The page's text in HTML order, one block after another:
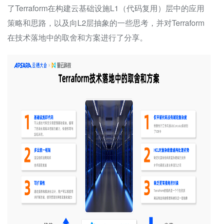
了Terraform在构建云基础设施L1（代码复用）层中的应用
策略和思路，以及向L2层抽象的一些思考，并对Terraform
在技术落地中的取舍和方案进行了分享。